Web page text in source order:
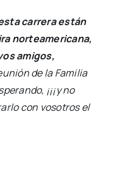
carrera están
norteamericana,
amigos,
de la Familia
¡¡¡y no
con vosotros el